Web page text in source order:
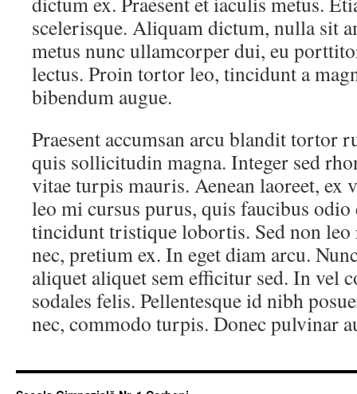
scelerisque. Aliquam dictum, nulla sit
metus nunc ullamcorper dui, eu
lectus. Proin tortor leo, tincidunt a
bibendum augue.
Praesent accumsan arcu blandit tortor
quis sollicitudin magna. Integer sed
vitae turpis mauris. Aenean laoreet, ex
leo mi cursus purus, quis faucibus odio
tincidunt tristique lobortis. Sed non
nec, pretium ex. In eget diam arcu.
aliquet aliquet sem efficitur sed. In vel
sodales felis. Pellentesque id nibh
nec, commodo turpis. Donec pulvinar